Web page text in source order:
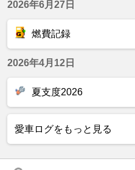
2026年6月27日
燃費記録
2026年4月12日
夏支度2026
愛車ログをもっと見る